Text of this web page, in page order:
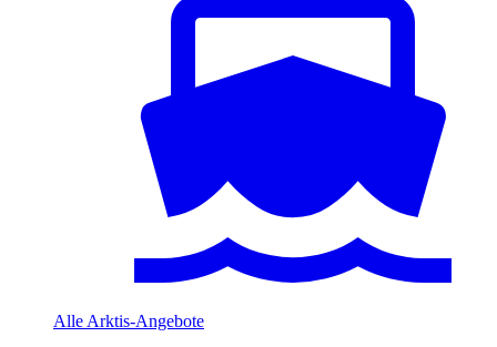
Alle Arktis-Angebote